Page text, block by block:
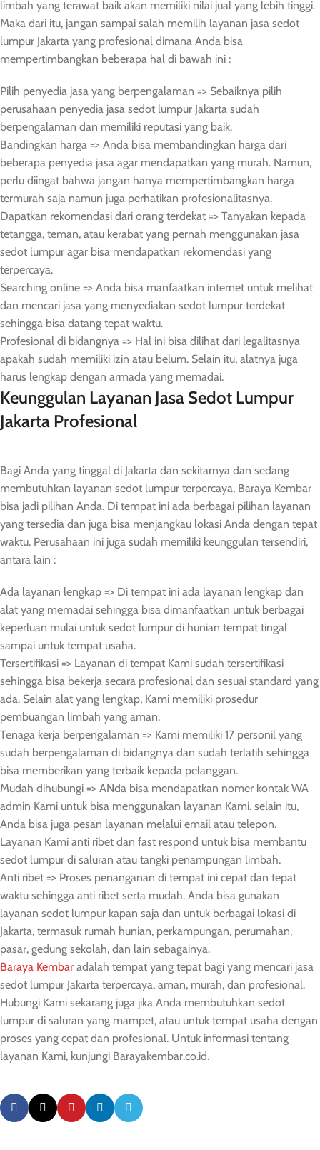
limbah yang terawat baik akan memiliki nilai jual yang lebih tinggi.
Maka dari itu, jangan sampai salah memilih layanan jasa sedot
lumpur Jakarta yang profesional dimana Anda bisa
mempertimbangkan beberapa hal di bawah ini :
Pilih penyedia jasa yang berpengalaman => Sebaiknya pilih
perusahaan penyedia jasa sedot lumpur Jakarta sudah
berpengalaman dan memiliki reputasi yang baik.
Bandingkan harga => Anda bisa membandingkan harga dari
beberapa penyedia jasa agar mendapatkan yang murah. Namun,
perlu diingat bahwa jangan hanya mempertimbangkan harga
termurah saja namun juga perhatikan profesionalitasnya.
Dapatkan rekomendasi dari orang terdekat => Tanyakan kepada
tetangga, teman, atau kerabat yang pernah menggunakan jasa
sedot lumpur agar bisa mendapatkan rekomendasi yang
terpercaya.
Searching online => Anda bisa manfaatkan internet untuk melihat
dan mencari jasa yang menyediakan sedot lumpur terdekat
sehingga bisa datang tepat waktu.
Profesional di bidangnya => Hal ini bisa dilihat dari legalitasnya
apakah sudah memiliki izin atau belum. Selain itu, alatnya juga
harus lengkap dengan armada yang memadai.
Keunggulan Layanan Jasa Sedot Lumpur
Jakarta Profesional
Bagi Anda yang tinggal di Jakarta dan sekitarnya dan sedang
membutuhkan layanan sedot lumpur terpercaya, Baraya Kembar
bisa jadi pilihan Anda. Di tempat ini ada berbagai pilihan layanan
yang tersedia dan juga bisa menjangkau lokasi Anda dengan tepat
waktu. Perusahaan ini juga sudah memiliki keunggulan tersendiri,
antara lain :
Ada layanan lengkap => Di tempat ini ada layanan lengkap dan
alat yang memadai sehingga bisa dimanfaatkan untuk berbagai
keperluan mulai untuk sedot lumpur di hunian tempat tingal
sampai untuk tempat usaha.
Tersertifikasi => Layanan di tempat Kami sudah tersertifikasi
sehingga bisa bekerja secara profesional dan sesuai standard yang
ada. Selain alat yang lengkap, Kami memiliki prosedur
pembuangan limbah yang aman.
Tenaga kerja berpengalaman => Kami memiliki 17 personil yang
sudah berpengalaman di bidangnya dan sudah terlatih sehingga
bisa memberikan yang terbaik kepada pelanggan.
Mudah dihubungi => ANda bisa mendapatkan nomer kontak WA
admin Kami untuk bisa menggunakan layanan Kami. selain itu,
Anda bisa juga pesan layanan melalui email atau telepon.
Layanan Kami anti ribet dan fast respond untuk bisa membantu
sedot lumpur di saluran atau tangki penampungan limbah.
Anti ribet => Proses penanganan di tempat ini cepat dan tepat
waktu sehingga anti ribet serta mudah. Anda bisa gunakan
layanan sedot lumpur kapan saja dan untuk berbagai lokasi di
Jakarta, termasuk rumah hunian, perkampungan, perumahan,
pasar, gedung sekolah, dan lain sebagainya.
Baraya Kembar adalah tempat yang tepat bagi yang mencari jasa
sedot lumpur Jakarta terpercaya, aman, murah, dan profesional.
Hubungi Kami sekarang juga jika Anda membutuhkan sedot
lumpur di saluran yang mampet, atau untuk tempat usaha dengan
proses yang cepat dan profesional. Untuk informasi tentang
layanan Kami, kunjungi Barayakembar.co.id.